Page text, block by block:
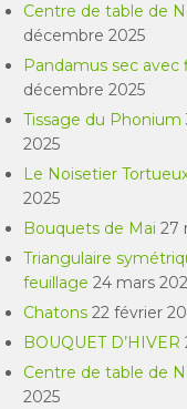
Centre de table de
décembre 2025
Pandamus sec avec
décembre 2025
Tissage du Phonium
2025
Le Noisetier
2025
Bouquets de Mai 27
Triangulaire
feuillage 24 mars
Chatons 22 février
BOUQUET D’HIVER
Centre de table de
2025